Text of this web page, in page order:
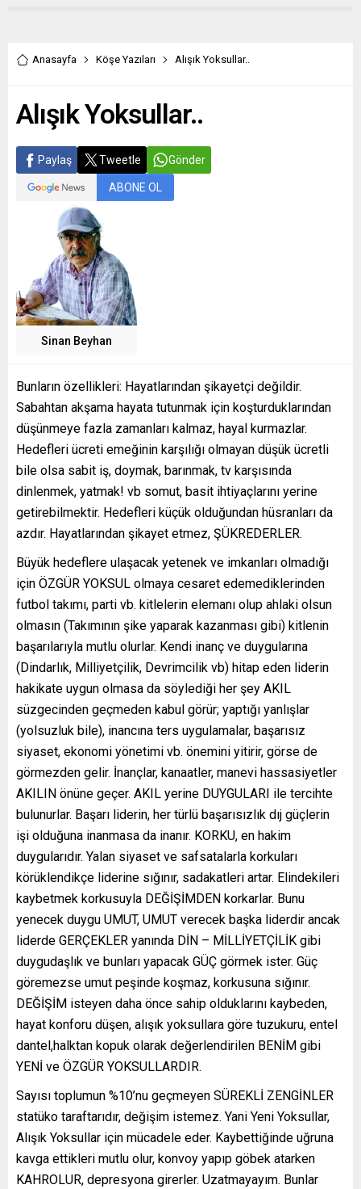
Anasayfa Köşe Yazıları Alışık Yoksullar..
Alışık Yoksullar..
Paylaş Tweetle Gönder
ABONE OL
Sinan Beyhan
Bunların özellikleri: Hayatlarından şikayetçi değildir.
Sabahtan akşama hayata tutunmak için koşturduklarından
düşünmeye fazla zamanları kalmaz, hayal kurmazlar.
Hedefleri ücreti emeğinin karşılığı olmayan düşük ücretli
bile olsa sabit iş, doymak, barınmak, tv karşısında
dinlenmek, yatmak! vb somut, basit ihtiyaçlarını yerine
getirebilmektir. Hedefleri küçük olduğundan hüsranları da
azdır. Hayatlarından şikayet etmez, ŞÜKREDERLER.
Büyük hedeflere ulaşacak yetenek ve imkanları olmadığı
için ÖZGÜR YOKSUL olmaya cesaret edemediklerinden
futbol takımı, parti vb. kitlelerin elemanı olup ahlaki olsun
olmasın (Takımının şike yaparak kazanması gibi) kitlenin
başarılarıyla mutlu olurlar. Kendi inanç ve duygularına
(Dindarlık, Milliyetçilik, Devrimcilik vb) hitap eden liderin
hakikate uygun olmasa da söylediği her şey AKIL
süzgecinden geçmeden kabul görür; yaptığı yanlışlar
(yolsuzluk bile), inancına ters uygulamalar, başarısız
siyaset, ekonomi yönetimi vb. önemini yitirir, görse de
görmezden gelir. İnançlar, kanaatler, manevi hassasiyetler
AKILIN önüne geçer. AKIL yerine DUYGULARI ile tercihte
bulunurlar. Başarı liderin, her türlü başarısızlık dıj güçlerin
işi olduğuna inanmasa da inanır. KORKU, en hakim
duygularıdır. Yalan siyaset ve safsatalarla korkuları
körüklendikçe liderine sığınır, sadakatleri artar. Elindekileri
kaybetmek korkusuyla DEĞİŞİMDEN korkarlar. Bunu
yenecek duygu UMUT, UMUT verecek başka liderdir ancak
liderde GERÇEKLER yanında DİN – MİLLİYETÇİLİK gibi
duygudaşlık ve bunları yapacak GÜÇ görmek ister. Güç
göremezse umut peşinde koşmaz, korkusuna sığınır.
DEĞİŞİM isteyen daha önce sahip olduklarını kaybeden,
hayat konforu düşen, alışık yoksullara göre tuzukuru, entel
dantel,halktan kopuk olarak değerlendirilen BENİM gibi
YENİ ve ÖZGÜR YOKSULLARDIR.
Sayısı toplumun %10’nu geçmeyen SÜREKLİ ZENGİNLER
statüko taraftarıdır, değişim istemez. Yani Yeni Yoksullar,
Alışık Yoksullar için mücadele eder. Kaybettiğinde uğruna
kavga ettikleri mutlu olur, konvoy yapıp göbek atarken
KAHROLUR, depresyona girerler. Uzatmayayım. Bunlar